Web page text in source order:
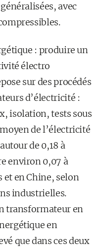
avec
: produire un
électro
sur des procédés
d’électricité :
isolation, tests sous
de l’électricité
de 0,18 à
environ 0,07 à
en Chine, selon
industrielles.
transformateur en
en
que dans ces deux